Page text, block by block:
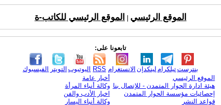
الموقع الرئيسي الموقع الرئيسي للكاتب-ة
تابعونا على:
الفيسبوك التويتر اليوتيوب RSS الانستغرام لينكدإن تيلكرامبنترست
الموقع الرئيسي
هيئة ادارة الحوار المتمدن - للإتصال بنا
إحصائيات مؤسسة الحوار المتمدن
قواعد النشر
أخبار عامة
وكالة أنباء المرأة
اخبار الأدب والفن
وكالة أنباء اليسار